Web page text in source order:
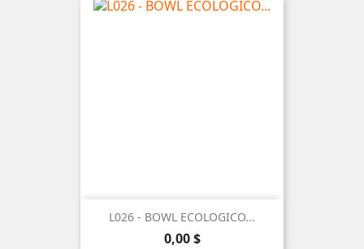
L026 - BOWL ECOLOGICO...
Precio
0,00 $